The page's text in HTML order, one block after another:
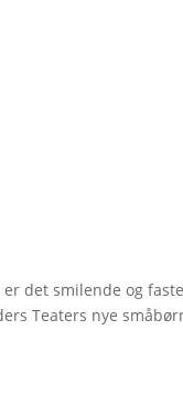
er det smilende og
Teaters nye